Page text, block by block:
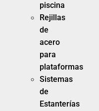
piscina
Rejillas
de
acero
para
plataformas
Sistemas
de
Estanterías